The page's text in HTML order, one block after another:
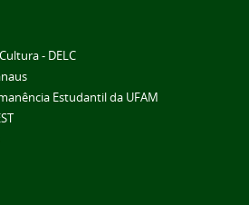
- DELC
Estudantil da UFAM